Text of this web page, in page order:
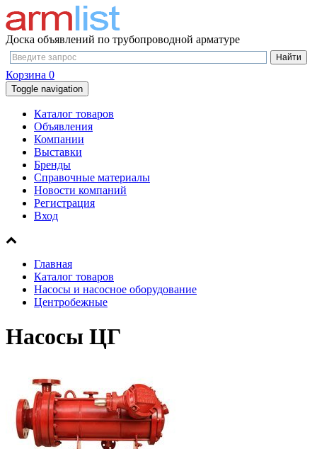
Доска объявлений по трубопроводной арматуре
Корзина 0
Toggle navigation
Каталог товаров
Объявления
Компании
Выставки
Бренды
Справочные материалы
Новости компаний
Регистрация
Вход
Главная
Каталог товаров
Насосы и насосное оборудование
Центробежные
Насосы ЦГ